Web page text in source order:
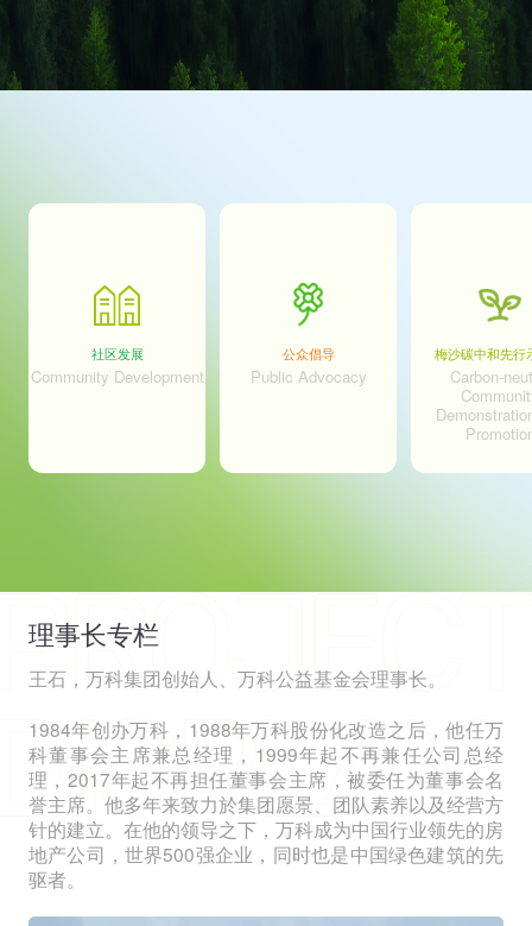
社区发展
Community Development
公众倡导
Public Advocacy
梅沙碳中和先行
Carbon-
理事长专栏
王石，万科集团创始人、万科公益基金会理事长。
1984年创办万科，1988年万科股份化改造之后，他任万
科董事会主席兼总经理，1999年起不再兼任公司总经
理，2017年起不再担任董事会主席，被委任为董事会名
誉主席。他多年来致力於集团愿景、团队素养以及经营方
针的建立。在他的领导之下，万科成为中国行业领先的房
地产公司，世界500强企业，同时也是中国绿色建筑的先
驱者。